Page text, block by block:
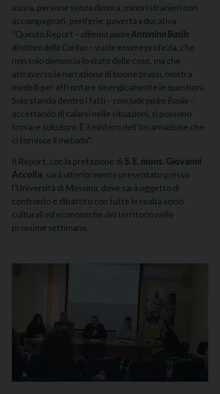
usura, persone senza dimora, minori stranieri non
accompagnati, periferie, povertà educativa.
“Questo Report – afferma padreAntonino Basile
direttore della Caritas – vuole essere profezia, che
non solo denuncia lo stato delle cose, ma che
attraverso la narrazione di buone prassi, mostra
modelli per affrontare sinergicamente le questioni.
Solo stando dentro i fatti – conclude padre Basile–
accettando di calarsi nelle situazioni, si possono
trovare soluzioni. È il mistero dell’Incarnazione che
ci fornisce il metodo”.
Il Report, con la prefazione di S. E. mons. Giovanni
Accolla, sarà ulteriormente presentato presso
l’Università di Messina, dove sarà oggetto di
confronto e dibattito con tutte le realtà socio
culturali ed economiche del territorio nelle
prossime settimane.